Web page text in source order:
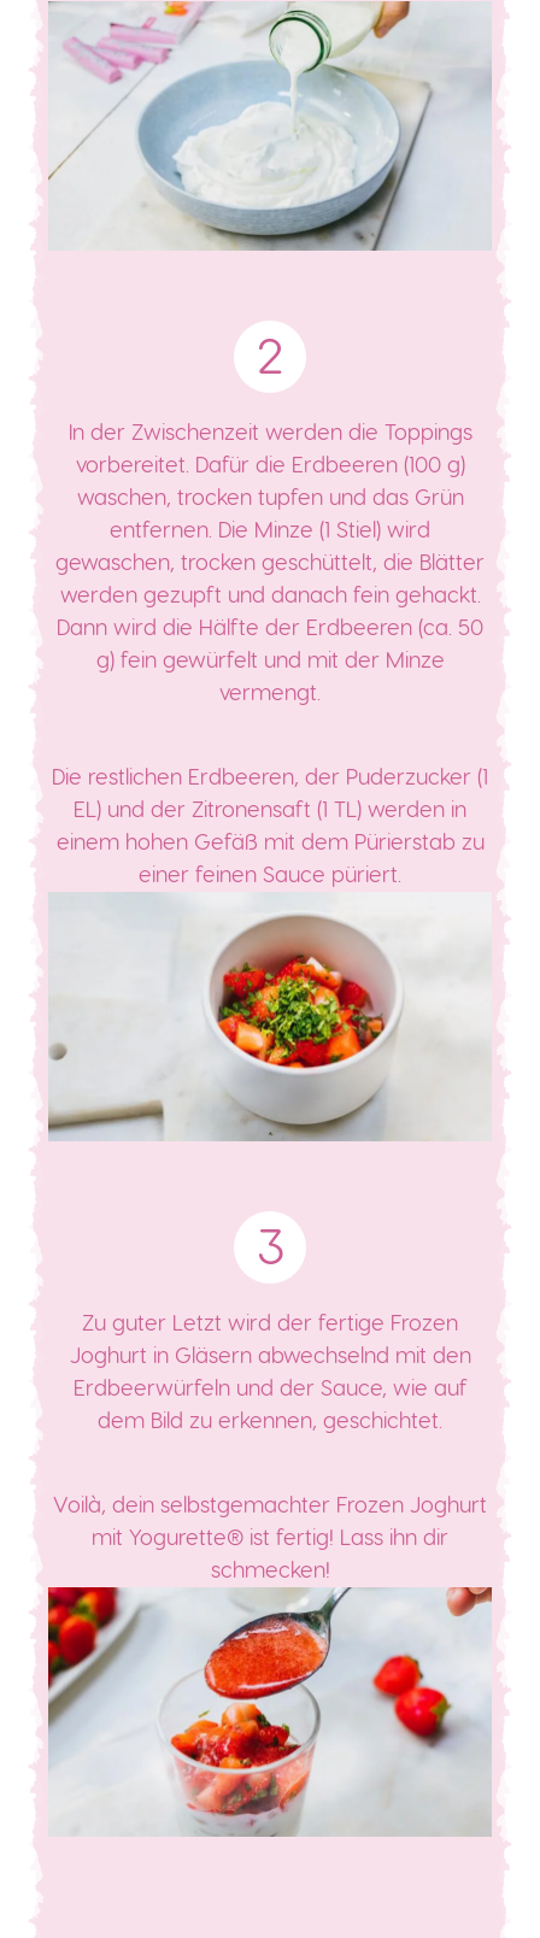
In der Zwischenzeit werden die Toppings
vorbereitet. Dafür die Erdbeeren (100 g)
waschen, trocken tupfen und das Grün
entfernen. Die Minze (1 Stiel) wird
gewaschen, trocken geschüttelt, die Blätter
werden gezupft und danach fein gehackt.
Dann wird die Hälfte der Erdbeeren (ca. 50
g) fein gewürfelt und mit der Minze
vermengt.
Die restlichen Erdbeeren, der Puderzucker (1
EL) und der Zitronensaft (1 TL) werden in
einem hohen Gefäß mit dem Pürierstab zu
einer feinen Sauce püriert.
Zu guter Letzt wird der fertige Frozen
Joghurt in Gläsern abwechselnd mit den
Erdbeerwürfeln und der Sauce, wie auf
dem Bild zu erkennen, geschichtet.
Voilà, dein selbstgemachter Frozen Joghurt
mit Yogurette® ist fertig! Lass ihn dir
schmecken!